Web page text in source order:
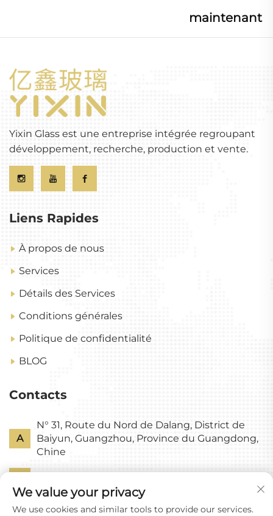
maintenant
Yixin Glass est une entreprise intégrée regroupant
développement, recherche, production et vente.
Liens Rapides
À propos de nous
Services
Détails des Services
Conditions générales
Politique de confidentialité
BLOG
Contacts
A
N° 31, Route du Nord de Dalang, District de
Baiyun, Guangzhou, Province du Guangdong,
Chine
E [email protected]
We value your privacy
We use cookies and similar tools to provide our services.